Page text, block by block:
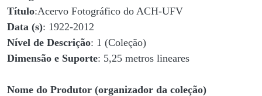
Título:Acervo Fotográfico do ACH-UFV
Data (s): 1922-2012
Nível de Descrição: 1 (Coleção)
Dimensão e Suporte: 5,25 metros lineares
Nome do Produtor (organizador da coleção)